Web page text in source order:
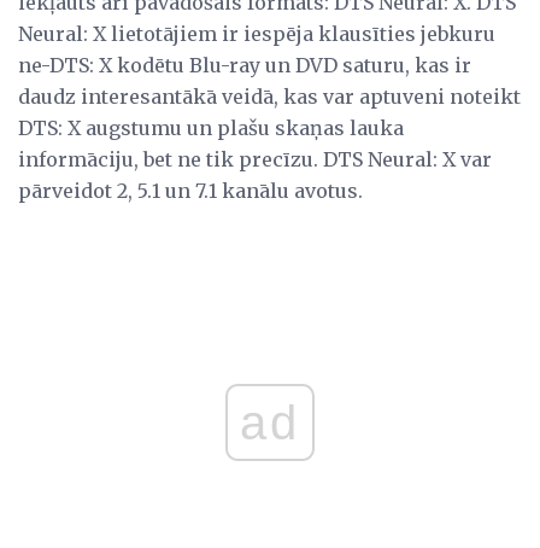
Neural: X lietotājiem ir iespēja klausīties jebkuru
ne-DTS: X kodētu Blu-ray un DVD saturu, kas ir
daudz interesantākā veidā, kas var aptuveni noteikt
DTS: X augstumu un plašu skaņas lauka
informāciju, bet ne tik precīzu. DTS Neural: X var
pārveidot 2, 5.1 un 7.1 kanālu avotus.
ad